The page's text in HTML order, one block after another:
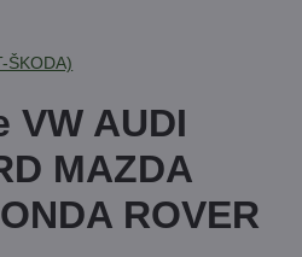
ŠKODA)
VW AUDI
MAZDA
ROVER